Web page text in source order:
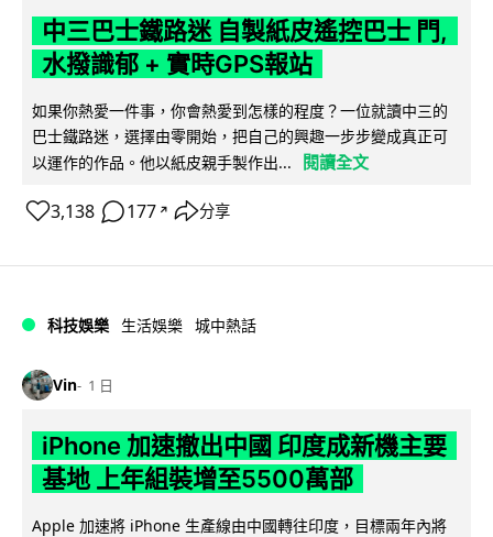
中三巴士鐵路迷 自製紙皮遙控巴士 門,
水撥識郁 + 實時GPS報站
如果你熱愛一件事，你會熱愛到怎樣的程度？一位就讀中三的
巴士鐵路迷，選擇由零開始，把自己的興趣一步步變成真正可
以運作的作品。他以紙皮親手製作出...
閱讀全文
3,138 177 ↗ 分享
科技娛樂 生活娛樂 城中熱話
Vin 1 日
iPhone 加速撤出中國 印度成新機主要
基地 上年組裝增至5500萬部
Apple 加速將 iPhone 生產線由中國轉往印度，目標兩年內將